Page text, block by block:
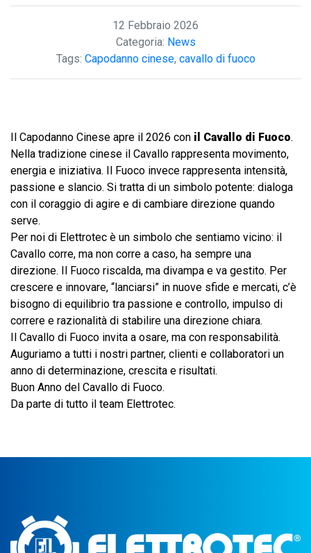
12 Febbraio 2026
Categoria: News
Tags: Capodanno cinese, cavallo di fuoco
Il Capodanno Cinese apre il 2026 con il Cavallo di Fuoco.
Nella tradizione cinese il Cavallo rappresenta movimento,
energia e iniziativa. Il Fuoco invece rappresenta intensità,
passione e slancio. Si tratta di un simbolo potente: dialoga
con il coraggio di agire e di cambiare direzione quando
serve.
Per noi di Elettrotec è un simbolo che sentiamo vicino: il
Cavallo corre, ma non corre a caso, ha sempre una
direzione. Il Fuoco riscalda, ma divampa e va gestito. Per
crescere e innovare, “lanciarsi” in nuove sfide e mercati, c’è
bisogno di equilibrio tra passione e controllo, impulso di
correre e razionalità di stabilire una direzione chiara.
Il Cavallo di Fuoco invita a osare, ma con responsabilità.
Auguriamo a tutti i nostri partner, clienti e collaboratori un
anno di determinazione, crescita e risultati.
Buon Anno del Cavallo di Fuoco.
Da parte di tutto il team Elettrotec.